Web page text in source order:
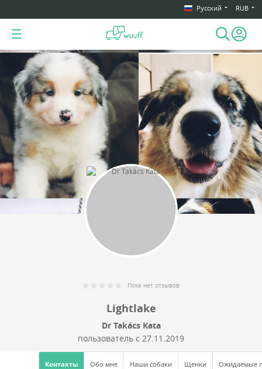
Русский RUB
Пока нет отзывов
Lightlake
Dr Takács Kata
пользователь с 27.11.2019
Контакты Обо мне Наши собаки Щенки Ожидаемые